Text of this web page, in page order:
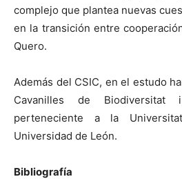
complejo que plantea nuevas
en la transición entre
Quero.
Además del CSIC, en el estudo
Cavanilles de Biodiversitat
perteneciente a la Universitat
Universidad de León.
Bibliografía